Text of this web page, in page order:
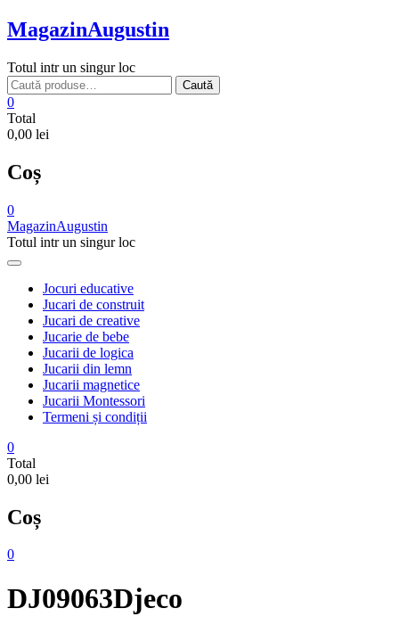
Skip
to
MagazinAugustin
Totul intr un singur loc
Caută
după:
Caută
0
Total
0,00 lei
Coș
0
MagazinAugustin
Totul intr un singur loc
Jocuri educative
Jucari de construit
Jucari de creative
Jucarie de bebe
Jucarii de logica
Jucarii din lemn
Jucarii magnetice
Jucarii Montessori
Termeni și condiții
0
Total
0,00 lei
Coș
0
DJ09063Djeco